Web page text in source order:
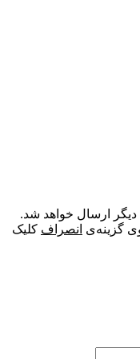
ارسال خواهد شد.
انصرافکلیک